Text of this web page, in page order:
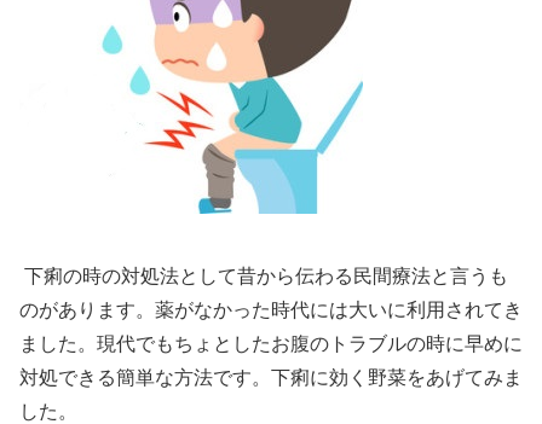
下痢の時の対処法として昔から伝わる民間療法と言うも
のがあります。薬がなかった時代には大いに利用されてき
ました。現代でもちょとしたお腹のトラブルの時に早めに
対処できる簡単な方法です。下痢に効く野菜をあげてみま
した。